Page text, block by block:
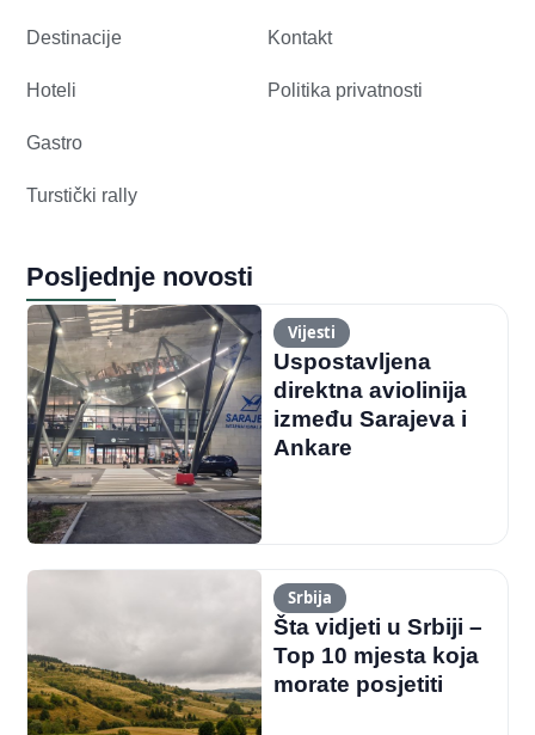
Destinacije
Hoteli
Gastro
Turstički rally
Kontakt
Politika privatnosti
Posljednje novosti
Vijesti
Uspostavljena
direktna aviolinija
između Sarajeva i
Ankare
Srbija
Šta vidjeti u Srbiji –
Top 10 mjesta koja
morate posjetiti